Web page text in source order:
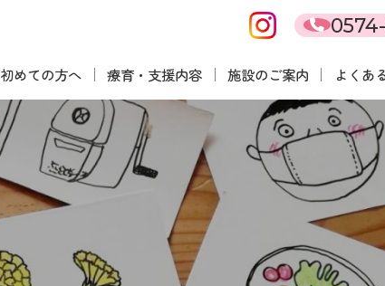
初めての方へ 療育・支援内容 施設のご案内 よくあ